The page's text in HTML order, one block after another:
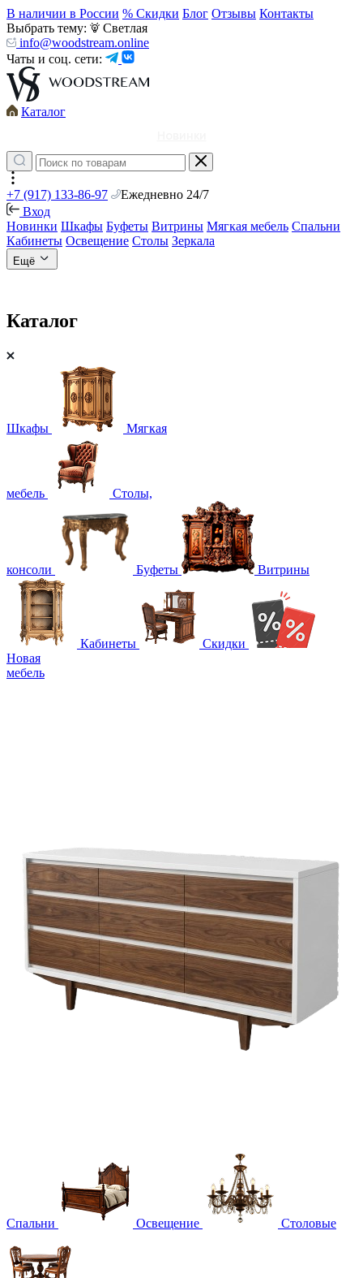
В наличии в России % Скидки Блог Отзывы Контакты
Выбрать тему:
Светлая
info@woodstream.online
Чаты и соц. сети:
Каталог
+7 (917) 133-86-97
Ежедневно 24/7
Вход
Новинки Шкафы Буфеты Витрины Мягкая мебель Спальни
Кабинеты Освещение Столы Зеркала
Ещё
Каталог
Шкафы Мягкая
мебель Столы,
консоли Буфеты Витрины
Кабинеты
Скидки
Новая
мебель
Спальни Освещение Столовые